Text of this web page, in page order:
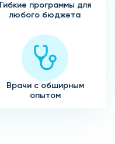
Гибкие программы для
любого бюджета
Врачи с обширным
опытом